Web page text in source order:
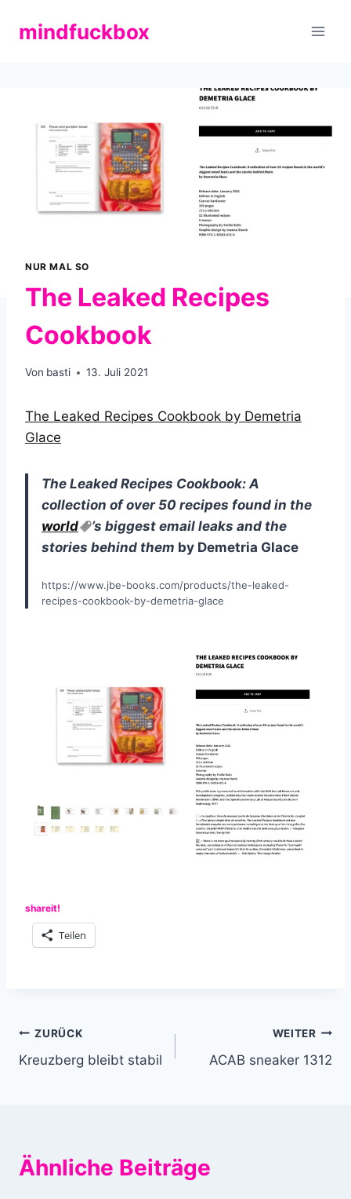
Inhaltmindfuckbox
NUR MAL SO
The Leaked Recipes
Cookbook
Von basti 13. Juli 2021
The Leaked Recipes Cookbook by Demetria
Glace
The Leaked Recipes Cookbook: A
collection of over 50 recipes found in the
world
’s biggest email leaks and the
stories behind them by Demetria Glace
https://www.jbe-books.com/products/the-leaked-
recipes-cookbook-by-demetria-glace
shareit!
Teilen
Beitragsnavigation
ZURÜCK
Kreuzberg bleibt stabil
WEITER
ACAB sneaker 1312
Ähnliche Beiträge